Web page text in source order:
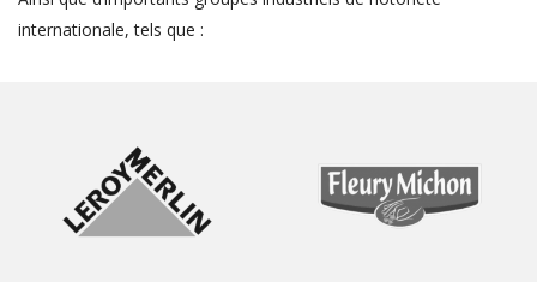
internationale, tels que :